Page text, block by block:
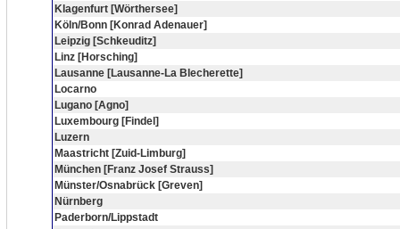
Klagenfurt [Wörthersee]
Köln/Bonn [Konrad Adenauer]
Leipzig [Schkeuditz]
Linz [Horsching]
Lausanne [Lausanne-La Blecherette]
Locarno
Lugano [Agno]
Luxembourg [Findel]
Luzern
Maastricht [Zuid-Limburg]
München [Franz Josef Strauss]
Münster/Osnabrück [Greven]
Nürnberg
Paderborn/Lippstadt